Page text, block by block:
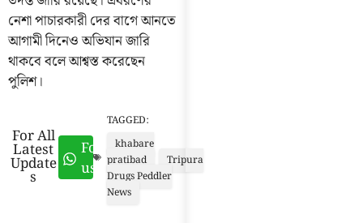
নেশা পাচারকারী দের বাগে আনতে
আগামী দিনেও অভিযান জারি
থাকবে বলে আশ্বস্ত করেছেন
পুলিশ।
For All
Latest
Update
s
Follow
us
TAGGED:
khabare
pratibad
Tripura
Drugs Peddler
News